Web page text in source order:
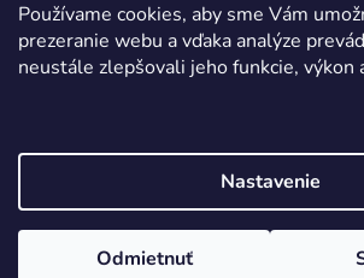
Používame cookies, aby sme Vám
prezeranie webu a vďaka analýze
neustále zlepšovali jeho funkcie, výkon
Nastavenie
Odmietnuť
Vitajte! Užite si výnimočnú zľavu 30 % na všetko
jednokusoviek s kódom: este.jeden . Pozrite
Výmena, vrátenie a reklamácia tovaru
Cookie policy
Ochrana osobných údajov
Vytvoril Shoptet
Copyright 2026 . Všetky práva